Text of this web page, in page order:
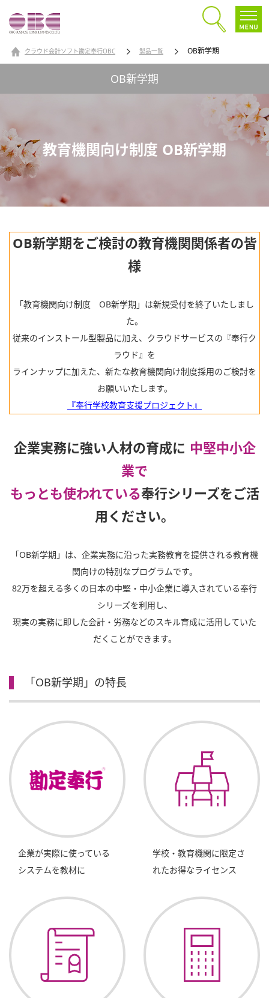
クラウド会計ソフト勘定奉行OBC 製品一覧 OB新学期
OB新学期
教育機関向け制度 OB新学期
OB新学期をご検討の教育機関関係者の皆
様
「教育機関向け制度 OB新学期」は新規受付を終了いたしまし
た。
従来のインストール型製品に加え、クラウドサービスの『奉行ク
ラウド』を
ラインナップに加えた、新たな教育機関向け制度採用のご検討を
お願いいたします。
『奉行学校教育支援プロジェクト』
企業実務に強い人材の育成に 中堅中小企
業で
もっとも使われている奉行シリーズをご活
用ください。
「OB新学期」は、企業実務に沿った実務教育を提供される教育機
関向けの特別なプログラムです。
82万を超える多くの日本の中堅・中小企業に導入されている奉行
シリーズを利用し、
現実の実務に即した会計・労務などのスキル育成に活用していた
だくことができます。
「OB新学期」の特長
企業が実際に使っている
システムを教材に
学校・教育機関に限定さ
れたお得なライセンス